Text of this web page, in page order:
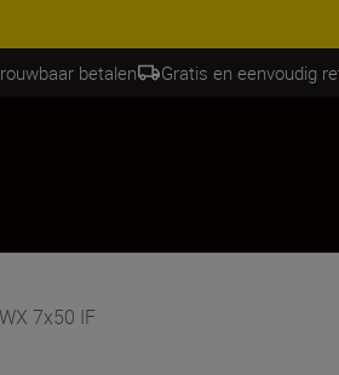
accessoires, maak je kit vandaag
betalen Gratis en eenvoudig
7x50 IF